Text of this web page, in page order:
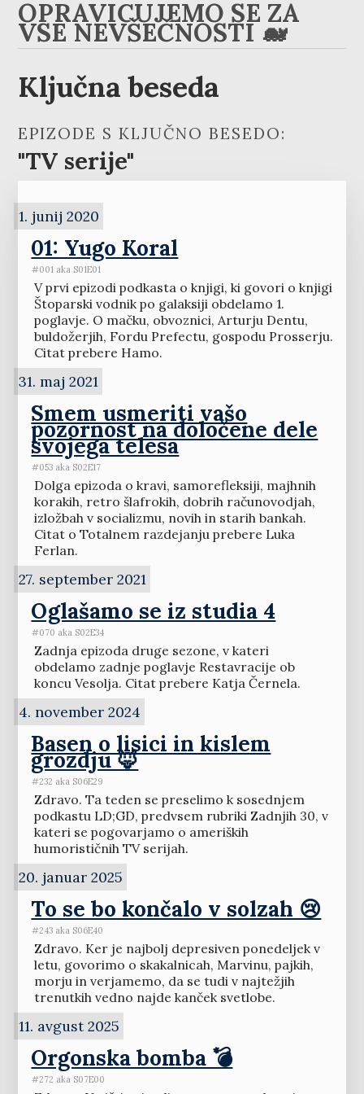
OPRAVIČUJEMO SE ZA
VSE NEVŠEČNOSTI 🐋
Ključna beseda
EPIZODE S KLJUČNO BESEDO:
"TV serije"
1. junij 2020
01: Yugo Koral
#001 aka S01E01
V prvi epizodi podkasta o knjigi, ki govori o knjigi
Štoparski vodnik po galaksiji obdelamo 1.
poglavje. O mačku, obvoznici, Arturju Dentu,
buldožerjih, Fordu Prefectu, gospodu Prosserju.
Citat prebere Hamo.
31. maj 2021
Smem usmeriti vašo
pozornost na določene dele
svojega telesa
#053 aka S02E17
Dolga epizoda o kravi, samorefleksiji, majhnih
korakih, retro šlafrokih, dobrih računovodjah,
izložbah v socializmu, novih in starih bankah.
Citat o Totalnem razdejanju prebere Luka
Ferlan.
27. september 2021
Oglašamo se iz studia 4
#070 aka S02E34
Zadnja epizoda druge sezone, v kateri
obdelamo zadnje poglavje Restavracije ob
koncu Vesolja. Citat prebere Katja Černela.
4. november 2024
Basen o lisici in kislem
grozdju 🦊
#232 aka S06E29
Zdravo. Ta teden se preselimo k sosednjem
podkastu LD;GD, predvsem rubriki Zadnjih 30, v
kateri se pogovarjamo o ameriških
humorističnih TV serijah.
20. januar 2025
To se bo končalo v solzah 😢
#243 aka S06E40
Zdravo. Ker je najbolj depresiven ponedeljek v
letu, govorimo o skakalnicah, Marvinu, pajkih,
morju in verjamemo, da se tudi v najtežjih
trenutkih vedno najde kanček svetlobe.
11. avgust 2025
Orgonska bomba 💣
#272 aka S07E00